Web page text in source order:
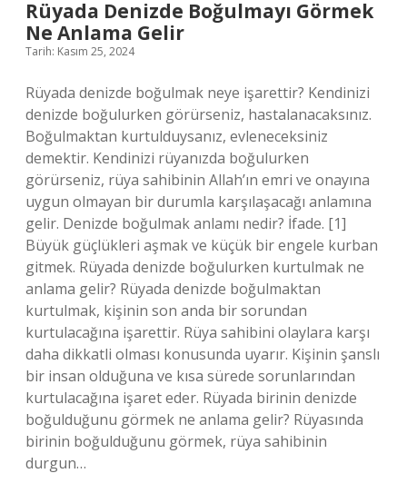
Rüyada Denizde Boğulmayı Görmek
Ne Anlama Gelir
Tarih: Kasım 25, 2024
Rüyada denizde boğulmak neye işarettir? Kendinizi
denizde boğulurken görürseniz, hastalanacaksınız.
Boğulmaktan kurtulduysanız, evleneceksiniz
demektir. Kendinizi rüyanızda boğulurken
görürseniz, rüya sahibinin Allah’ın emri ve onayına
uygun olmayan bir durumla karşılaşacağı anlamına
gelir. Denizde boğulmak anlamı nedir? İfade. [1]
Büyük güçlükleri aşmak ve küçük bir engele kurban
gitmek. Rüyada denizde boğulurken kurtulmak ne
anlama gelir? Rüyada denizde boğulmaktan
kurtulmak, kişinin son anda bir sorundan
kurtulacağına işarettir. Rüya sahibini olaylara karşı
daha dikkatli olması konusunda uyarır. Kişinin şanslı
bir insan olduğuna ve kısa sürede sorunlarından
kurtulacağına işaret eder. Rüyada birinin denizde
boğulduğunu görmek ne anlama gelir? Rüyasında
birinin boğulduğunu görmek, rüya sahibinin
durgun…